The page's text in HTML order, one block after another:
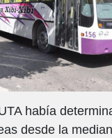
había
desde la